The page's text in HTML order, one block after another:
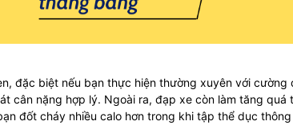
đặc biệt nếu bạn thực hiện thường xuyên với cường
cân nặng hợp lý. Ngoài ra, đạp xe còn làm tăng
đốt cháy nhiều calo hơn trong khi tập thể dục